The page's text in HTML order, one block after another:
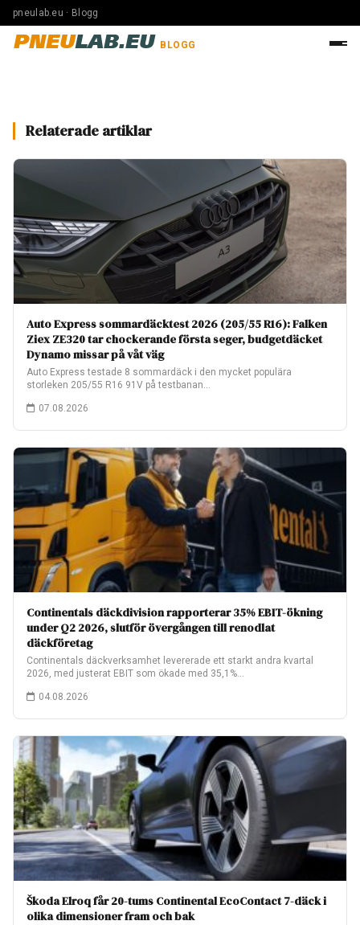
pneulab.eu · Blogg
PNEULAB.EU BLOGG
Relaterade artiklar
Auto Express sommardäcktest 2026 (205/55 R16): Falken
Ziex ZE320 tar chockerande första seger, budgetdäcket
Dynamo missar på våt väg
Auto Express testade 8 sommardäck i den mycket populära
storleken 205/55 R16 91V på testbanan…
07.08.2026
Continentals däckdivision rapporterar 35% EBIT-ökning
under Q2 2026, slutför övergången till renodlat
däckföretag
Continentals däckverksamhet levererade ett starkt andra kvartal
2026, med justerat EBIT som ökade med 35,1%…
04.08.2026
Škoda Elroq får 20-tums Continental EcoContact 7-däck i
olika dimensioner fram och bak